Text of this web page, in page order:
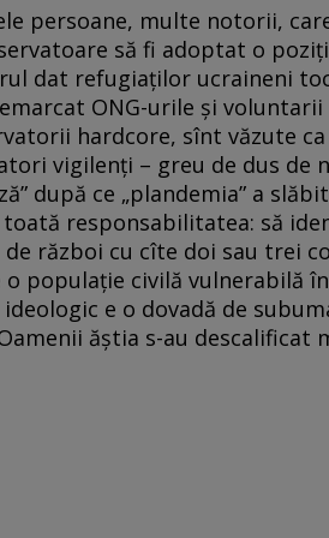
persoane, multe notorii,
să fi adoptat o
dat refugiaților ucraineni
ONG-urile și
hardcore, sînt văzute ca
vigilenți – greu de dus de
după ce „plandemia” a
toată responsabilitatea: să
război cu cîte doi sau trei
o populație civilă vulnerabilă
ideologic e o dovadă de
ăștia s-au